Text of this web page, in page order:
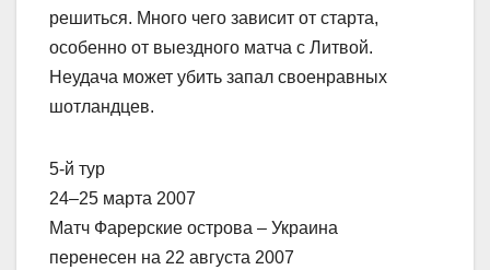
решиться. Много чего зависит от старта,
особенно от выездного матча с Литвой.
Неудача может убить запал своенравных
шотландцев.
5-й тур
24–25 марта 2007
Матч Фарерские острова – Украина
перенесен на 22 августа 2007